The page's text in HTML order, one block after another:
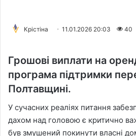
Крістіна 11.01.2026 20:03 40
Грошові виплати на
програма підтримки
Полтавщині.
У сучасних реаліях питання
дахом над головою є критично
був змушений покинути власні